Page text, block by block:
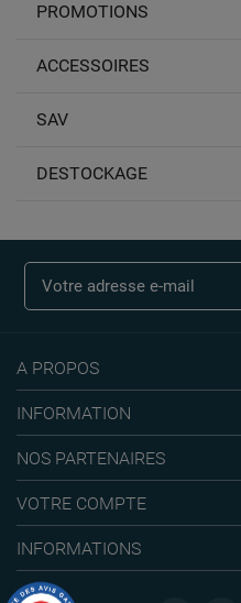
PROMOTIONS
ACCESSOIRES
SAV
DESTOCKAGE
A PROPOS
INFORMATION
NOS PARTENAIRES
VOTRE COMPTE
INFORMATIONS